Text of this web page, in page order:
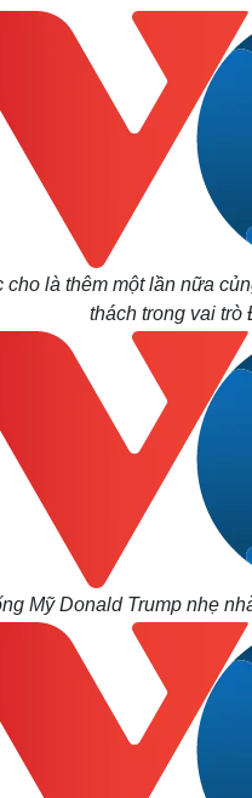
là thêm một lần nữa
thách trong vai trò
Mỹ Donald Trump nhẹ